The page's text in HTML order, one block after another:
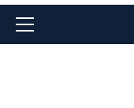
メ